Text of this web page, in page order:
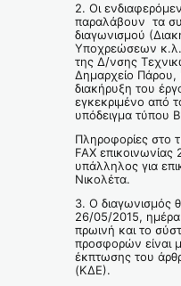
2. Οι
παραλάβουν τα
διαγωνισμού
Υποχρεώσεων
της Δ/νσης
Δημαρχείο Πάρου,
διακήρυξη του
εγκεκριμένο από
υπόδειγμα τύπου
Πληροφορίες στο
FAX
υπάλληλος για
Νικολέτα.
3. Ο διαγωνισμός
26/05/2015, ημέρα
πρωινή και το
προσφορών είναι
έκπτωσης του
(ΚΔΕ).